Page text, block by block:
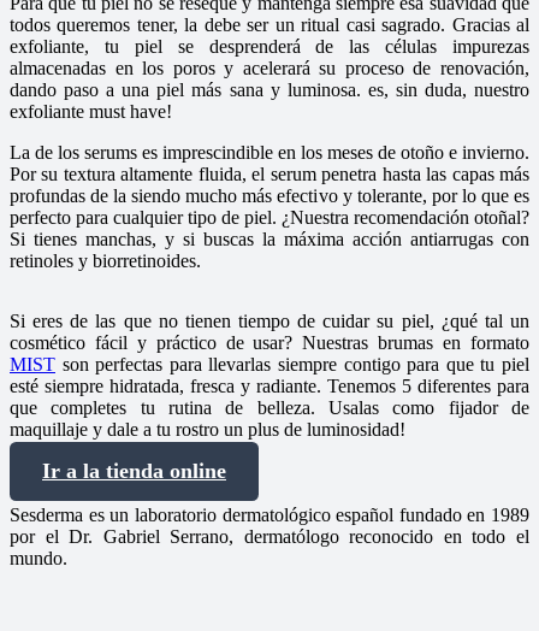
todos queremos tener, la debe ser un ritual casi sagrado. Gracias al
exfoliante, tu piel se desprenderá de las células impurezas
almacenadas en los poros y acelerará su proceso de renovación,
dando paso a una piel más sana y luminosa. es, sin duda, nuestro
exfoliante must have!
La de los serums es imprescindible en los meses de otoño e invierno.
Por su textura altamente fluida, el serum penetra hasta las capas más
profundas de la siendo mucho más efectivo y tolerante, por lo que es
perfecto para cualquier tipo de piel. ¿Nuestra recomendación otoñal?
Si tienes manchas, y si buscas la máxima acción antiarrugas con
retinoles y biorretinoides.
Si eres de las que no tienen tiempo de cuidar su piel, ¿qué tal un
cosmético fácil y práctico de usar? Nuestras brumas en formato
MIST son perfectas para llevarlas siempre contigo para que tu piel
esté siempre hidratada, fresca y radiante. Tenemos 5 diferentes para
que completes tu rutina de belleza. Usalas como fijador de
maquillaje y dale a tu rostro un plus de luminosidad!
Ir a la tienda online
Sesderma es un laboratorio dermatológico español fundado en 1989
por el Dr. Gabriel Serrano, dermatólogo reconocido en todo el
mundo.